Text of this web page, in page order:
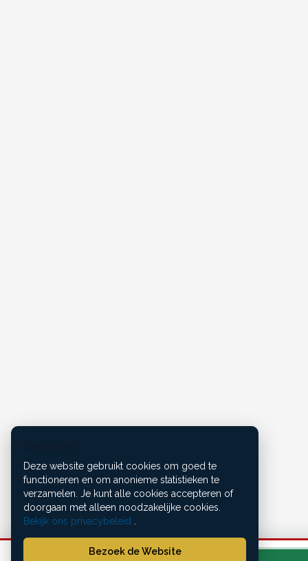
Deze website gebruikt cookies om goed te
functioneren en om anonieme statistieken te
verzamelen. Je kunt alle cookies accepteren of
doorgaan met alleen noodzakelijke cookies.
Bekijk ons privacybeleid
Bezoek de Website